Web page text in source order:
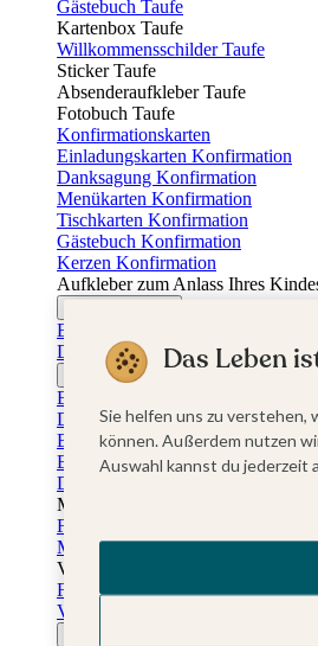
Gästebuch Taufe
Kartenbox Taufe
Willkommensschilder Taufe
Sticker Taufe
Absenderaufkleber Taufe
Fotobuch Taufe
Konfirmationskarten
Einladungskarten Konfirmation
Danksagung Konfirmation
Menükarten Konfirmation
Tischkarten Konfirmation
Gästebuch Konfirmation
Kerzen Konfirmation
Aufkleber zum Anlass Ihres
Einladungskarten Firmung
Dankeskarten Firmung
Jugendweihekarten
Einladungskarten Jugendweihe
Dankeskarten Jugendweihe
Einschulungskarten
Einladungskarten Einschulung
Danksagung Einschulung
Muttertag
Fotogeschenke Muttertag
Muttertagskarten
Vatertag
Fotogeschenke Vatertag
Vatertagskarten
Das Leben
Sie helfen uns zu
können. Außerdem nutzen
Auswahl kannst du jederzeit